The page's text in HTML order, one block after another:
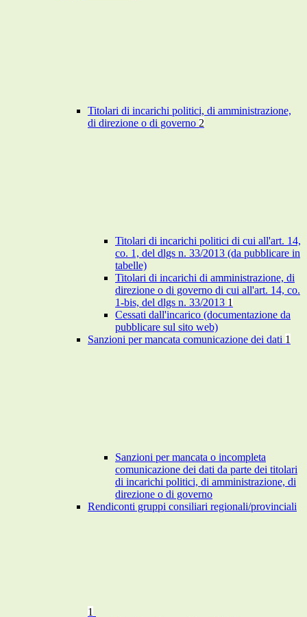
Titolari di incarichi politici, di amministrazione,
di direzione o di governo 2
Titolari di incarichi politici di cui all'art. 14,
co. 1, del dlgs n. 33/2013 (da pubblicare in
tabelle)
Titolari di incarichi di amministrazione, di
direzione o di governo di cui all'art. 14, co.
1-bis, del dlgs n. 33/2013 1
Cessati dall'incarico (documentazione da
pubblicare sul sito web)
Sanzioni per mancata comunicazione dei dati 1
Sanzioni per mancata o incompleta
comunicazione dei dati da parte dei titolari
di incarichi politici, di amministrazione, di
direzione o di governo
Rendiconti gruppi consiliari regionali/provinciali
1